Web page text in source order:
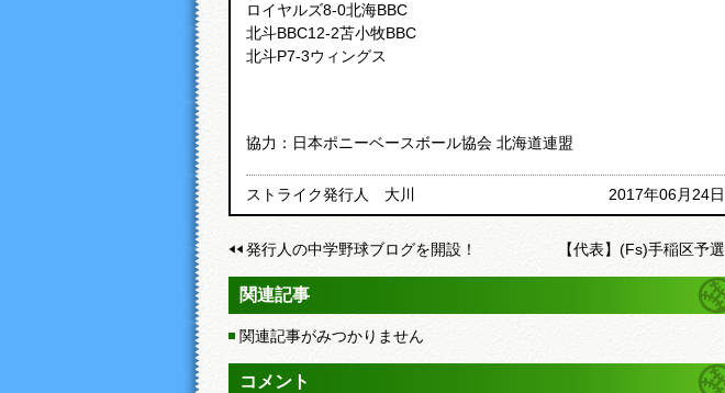
ロイヤルズ8-0北海BBC
北斗BBC12-2苫小牧BBC
北斗P7-3ウィングス
協力：日本ポニーベースボール協会 北海道連盟
ストライク発行人 大川 2017年06月24日
発行人の中学野球ブログを開設！ 【代表】(Fs)手稲区予選
関連記事
関連記事がみつかりません
コメント